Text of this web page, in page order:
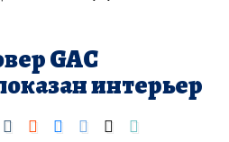
GAC
интерьер